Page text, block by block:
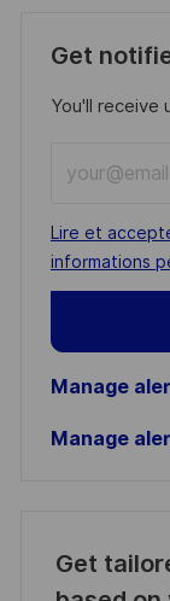
Get
You'll receive
Email
address
(Required)
Required
Lire et
informations
Manage
Manage
Get